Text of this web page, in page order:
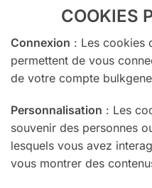
COOKIES
Connexion : Les cookies
permettent de vous
de votre compte
Personnalisation : Les
souvenir des personnes
lesquels vous avez
vous montrer des